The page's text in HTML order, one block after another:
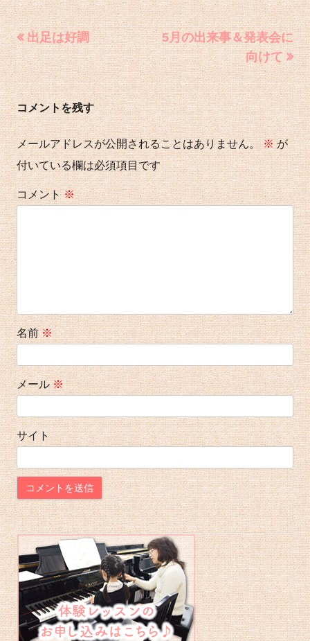
開
日
テ
ゴ
リ
ー
投
稿
ナ
ビ
ゲ
ー
シ
ョ
ン
前
の
記
事:
出足は好調
次
の
記
事:
5月の出来事＆発表会に
向けて
コメントを残す
メールアドレスが公開されることはありません。 ※が
付いている欄は必須項目です
コメント※
名前※
メール※
サイト
メ
イ
ン
サ
イ